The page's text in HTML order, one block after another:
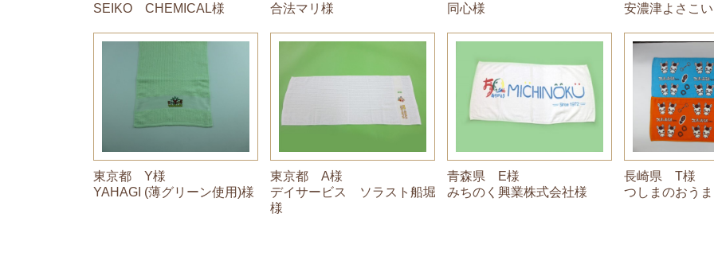
SEIKO CHEMICAL様
合法マリ様
同心様
安濃津よさこ
東京都 Y様
YAHAGI (薄グリーン使用)様
東京都 A様
デイサービス ソラスト船堀
様
青森県 E様
みちのく興業株式会社様
長崎県 T様
つしまのおう